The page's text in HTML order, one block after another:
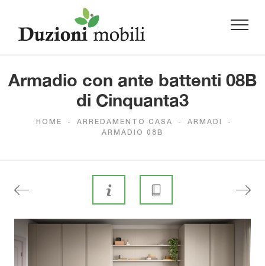
Armadio con ante battenti 08B
di Cinquanta3
HOME - ARREDAMENTO CASA - ARMADI
-
ARMADIO 08B